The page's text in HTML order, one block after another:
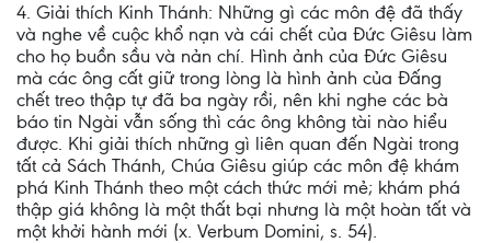
4. Giải thích Kinh Thánh: Những gì các môn đệ đã thấy
và nghe về cuộc khổ nạn và cái chết của Đức Giêsu làm
cho họ buồn sầu và nản chí. Hình ảnh của Đức Giêsu
mà các ông cất giữ trong lòng là hình ảnh của Đấng
chết treo thập tự đã ba ngày rồi, nên khi nghe các bà
báo tin Ngài vẫn sống thì các ông không tài nào hiểu
được. Khi giải thích những gì liên quan đến Ngài trong
tất cả Sách Thánh, Chúa Giêsu giúp các môn đệ khám
phá Kinh Thánh theo một cách thức mới mẻ; khám phá
thập giá không là một thất bại nhưng là một hoàn tất và
một khởi hành mới (x. Verbum Domini, s. 54).